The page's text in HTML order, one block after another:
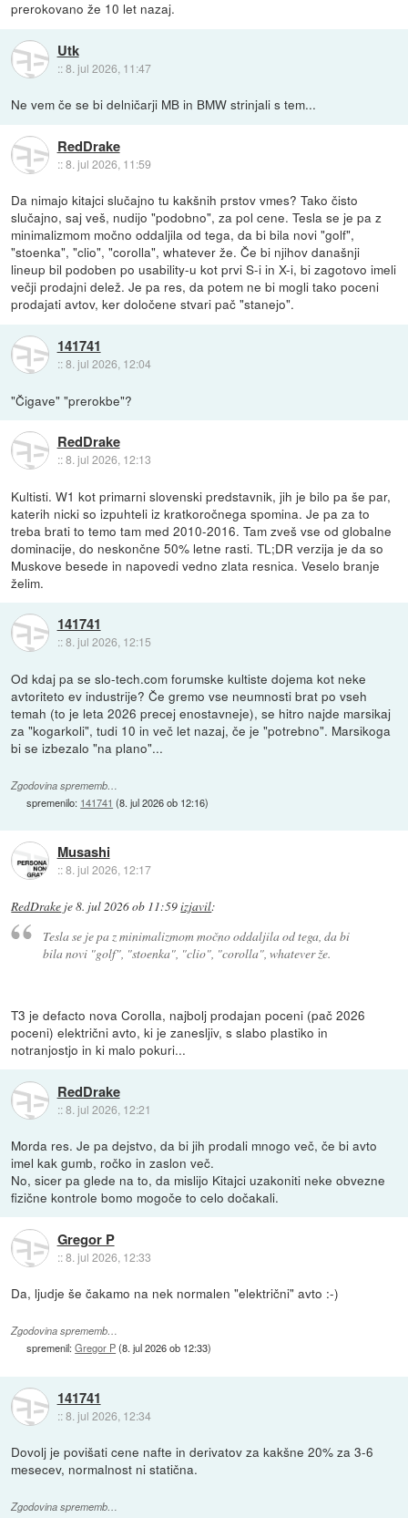
prerokovano že 10 let nazaj.
Utk
::8. jul 2026, 11:47
Ne vem če se bi delničarji MB in BMW strinjali s tem...
RedDrake
::8. jul 2026, 11:59
Da nimajo kitajci slučajno tu kakšnih prstov vmes? Tako čisto
slučajno, saj veš, nudijo "podobno", za pol cene. Tesla se je pa z
minimalizmom močno oddaljila od tega, da bi bila novi "golf",
"stoenka", "clio", "corolla", whatever že. Če bi njihov današnji
lineup bil podoben po usability-u kot prvi S-i in X-i, bi zagotovo imeli
večji prodajni delež. Je pa res, da potem ne bi mogli tako poceni
prodajati avtov, ker določene stvari pač "stanejo".
141741
::8. jul 2026, 12:04
"Čigave" "prerokbe"?
RedDrake
::8. jul 2026, 12:13
Kultisti. W1 kot primarni slovenski predstavnik, jih je bilo pa še par,
katerih nicki so izpuhteli iz kratkoročnega spomina. Je pa za to
treba brati to temo tam med 2010-2016. Tam zveš vse od globalne
dominacije, do neskončne 50% letne rasti. TL;DR verzija je da so
Muskove besede in napovedi vedno zlata resnica. Veselo branje
želim.
141741
::8. jul 2026, 12:15
Od kdaj pa se slo-tech.com forumske kultiste dojema kot neke
avtoriteto ev industrije? Če gremo vse neumnosti brat po vseh
temah (to je leta 2026 precej enostavneje), se hitro najde marsikaj
za "kogarkoli", tudi 10 in več let nazaj, če je "potrebno". Marsikoga
bi se izbezalo "na plano"...
Zgodovina sprememb…
spremenilo: 141741 (8. jul 2026 ob 12:16)
Musashi
::8. jul 2026, 12:17
RedDrake je8. jul 2026 ob 11:59izjavil:
Tesla se je pa z minimalizmom močno oddaljila od tega, da bi
bila novi "golf", "stoenka", "clio", "corolla", whatever že.
T3 je defacto nova Corolla, najbolj prodajan poceni (pač 2026
poceni) električni avto, ki je zanesljiv, s slabo plastiko in
notranjostjo in ki malo pokuri...
RedDrake
::8. jul 2026, 12:21
Morda res. Je pa dejstvo, da bi jih prodali mnogo več, če bi avto
imel kak gumb, ročko in zaslon več.
No, sicer pa glede na to, da mislijo Kitajci uzakoniti neke obvezne
fizične kontrole bomo mogoče to celo dočakali.
Gregor P
::8. jul 2026, 12:33
Da, ljudje še čakamo na nek normalen "električni" avto :-)
Zgodovina sprememb…
spremenil:Gregor P(8. jul 2026 ob 12:33)
141741
::8. jul 2026, 12:34
Dovolj je povišati cene nafte in derivatov za kakšne 20% za 3-6
mesecev, normalnost ni statična.
Zgodovina sprememb…